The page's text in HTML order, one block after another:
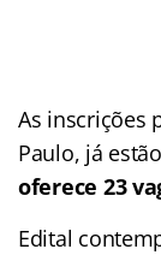
As inscrições
Paulo, já
oferece 23
Edital